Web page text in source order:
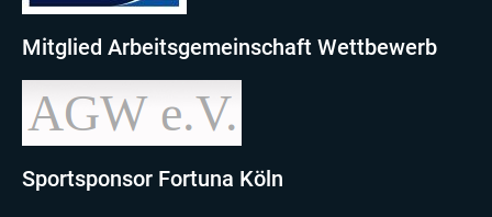
Mitglied Arbeitsgemeinschaft Wettbewerb
Sportsponsor Fortuna Köln